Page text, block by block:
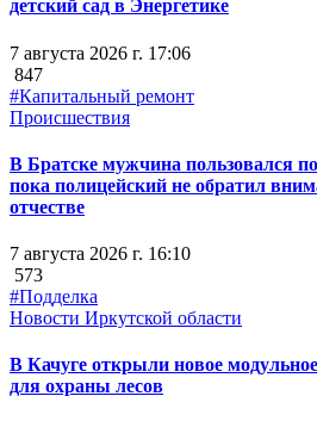
детский сад в Энергетике
7 августа 2026 г. 17:06
847
#Капитальный ремонт
Происшествия
В Братске мужчина пользовался
пока полицейский не обратил
отчестве
7 августа 2026 г. 16:10
573
#Подделка
Новости Иркутской области
В Качуге открыли новое
для охраны лесов